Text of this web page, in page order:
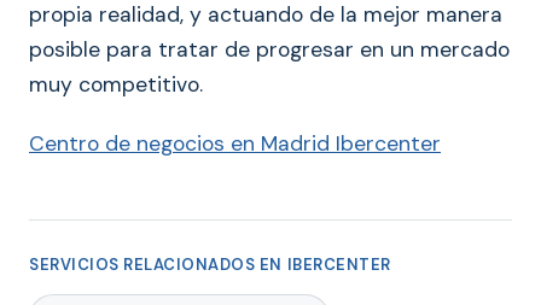
propia realidad, y actuando de la mejor manera
posible para tratar de progresar en un mercado
muy competitivo.
Centro de negocios en Madrid Ibercenter
SERVICIOS RELACIONADOS EN IBERCENTER